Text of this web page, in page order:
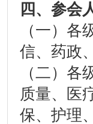
四、 参会
（一）
信、药政
（二）
质量、医
保、护理